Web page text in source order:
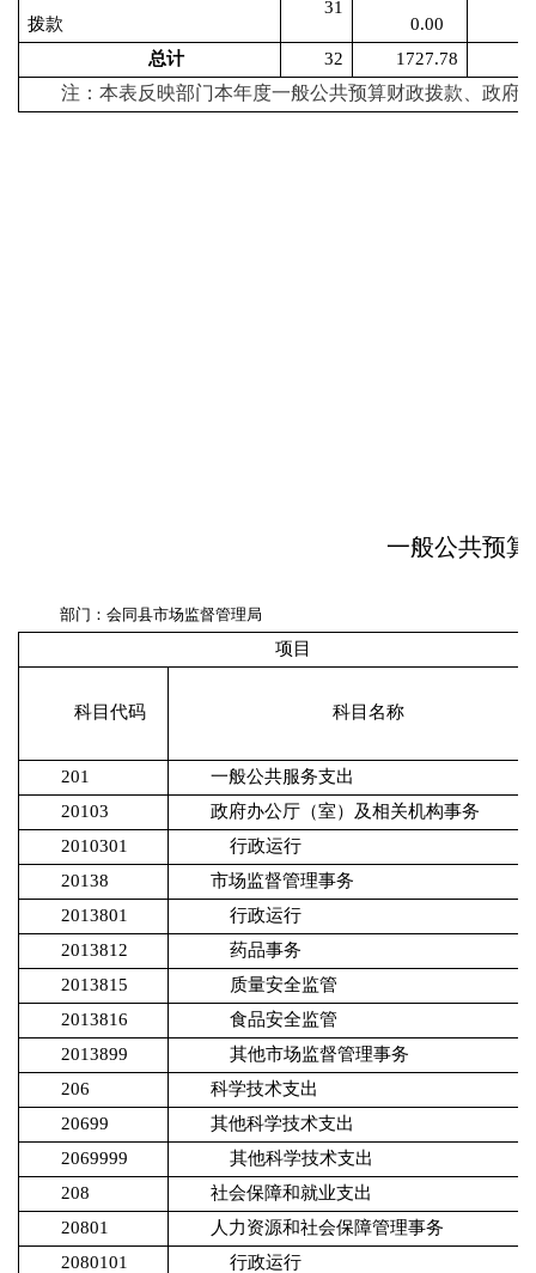
拨款
31
0.00
总计
32 1727.78
注：本表反映部门本年度一般公共预算财政拨款、政府
一般公共预
部门：会同县市场监督管理局
项目
科目代码 科目名称
201
一般公共服务支出
20103
政府办公厅（室）及相关机构事务
2010301
行政运行
20138
市场监督管理事务
2013801
行政运行
2013812
药品事务
2013815
质量安全监管
2013816
食品安全监管
2013899
其他市场监督管理事务
206
科学技术支出
20699
其他科学技术支出
2069999
其他科学技术支出
208
社会保障和就业支出
20801
人力资源和社会保障管理事务
2080101
行政运行